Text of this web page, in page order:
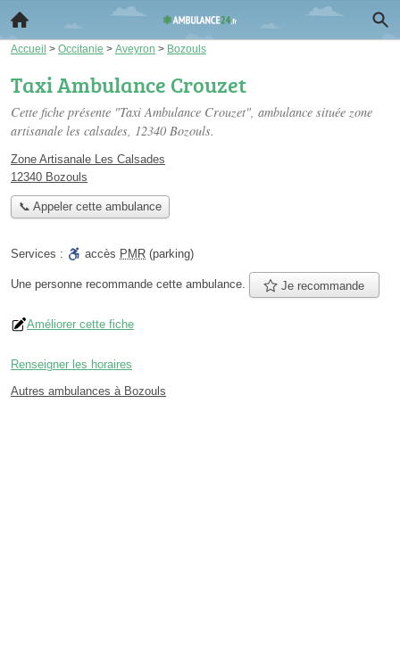
Accueil > Occitanie > Aveyron > Bozouls
Taxi Ambulance Crouzet
Cette fiche présente "Taxi Ambulance Crouzet", ambulance située zone
artisanale les calsades, 12340 Bozouls.
Zone Artisanale Les Calsades
12340 Bozouls
📞 Appeler cette ambulance
Services : accès PMR (parking)
Une personne recommande cette ambulance. Je recommande
Améliorer cette fiche
Renseigner les horaires
Autres ambulances à Bozouls